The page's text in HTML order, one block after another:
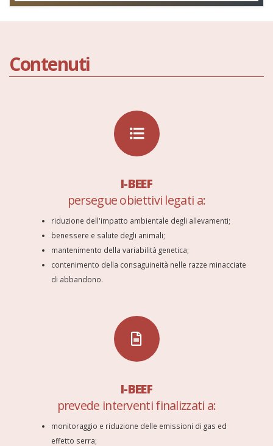
Contenuti
I-BEEF
persegue obiettivi legati a:
riduzione dell'impatto ambientale degli allevamenti;
benessere e salute degli animali;
mantenimento della variabilità genetica;
contenimento della consaguineità nelle razze minacciate
di abbandono.
I-BEEF
prevede interventi finalizzati a:
monitoraggio e riduzione delle emissioni di gas ed
effetto serra;